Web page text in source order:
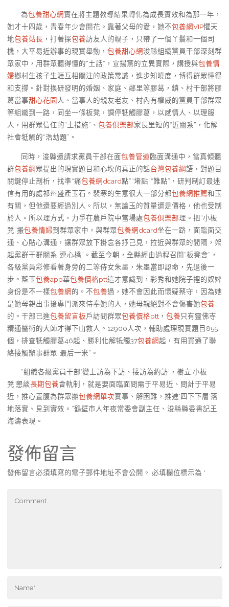
為包養甜心網實在將主題教導結果轉化為成長實效和為那一年，
她才十四歲，青春年少會開花。靠著父母的愛，她不包養網VIP懼天
地包養站長 ，打著探包養訪友人的幌子，只帶了一個丫鬟和一個司
機，大平易近辦事的現實舉動， 包養甜心網浚縣組織黨員干部深刻群
眾家中，用群眾聽得懂的“土話”，宣揚黨的立異實際，講授與包養情
婦鄉村生孩子生涯互相關注的政策常識，進步知曉度，博得群眾懂得
和支撐。針對換研發明的婚姻、家庭、鄰里等膠葛，鎮、村干部將膠
葛當事甜心花園 人、當事人的親友老友、村內有權威的黨員干部群眾
等組織到一路，同坐一條板凳，調停牴觸膠葛，以感情人、以理服
人，用群眾信任的“土措施”、 包養俱樂部家長里短的“近關系”，化解
社會牴觸的“浩劫題”。
同時，浚縣還請求黨員干部在面包養管道臨面溝通中，當真傾聽
群包養網眾提出的現實題目和心坎的真正的話台灣包養網語，對題目
關鍵停止剖析，找準“痛包養網dcard點”“堵點”“難點”，研判制訂最迷
信有用的處祁州盛產玉石。裴寒的生意很大一部分都包養網推薦和玉
有關，但他還要經過別人。所以，無論玉的質量還是價格，他也受制
於人。所以理方式，力爭在農戶院中當場處包養俱樂部理。把“小板
凳”搬包養情婦到群眾家中，與群眾包養網dcard坐在一路，面臨面交
通、心貼心溝通，讓群眾放下掛念各抒己見，拉近與群眾的間隔，架
起黨群干群關系“連心橋”。截至今朝，全縣經由過程召開“板凳會”，
各級黨員彩修看著身旁的二等侍女朱墨，朱墨當即認命，先退後一
步。藍玉包養app華包養價格ptt這才意識到，彩秀和她院子裡的奴婢
身份是不一樣包養網的。不包養過，她不會因此而懷疑蔡守，因為她
是她母親出事後專門派來侍奉她的人，她母親絕對不會傷害她包養
的。干部已進包養留言板戶訪問群眾包養價格ptt， 包養只有靈佛寺
精通醫術的大師才得下山救人。12900人次，輔助處理現實題目855
個，排查牴觸膠葛46起、勝利化解牴觸37包養網起，有用買通了聯
絡接觸辦事群眾“最后一米”。
“組織各級黨員干部‘變上訪為下訪、接訪為約訪’，樹立‘小板
凳’懇談長期包養會軌制，就是要面臨面問需于平易近、問計于平易
近，推心置腹為群眾辦包養網單次實事、解困難，推進‘四下下層’落
地落實、見到實效。”鶴壁市人年夜常委會副主任、浚縣縣委書記王
海濤表現。
發佈留言
發佈留言必須填寫的電子郵件地址不會公開。 必填欄位標示為 *